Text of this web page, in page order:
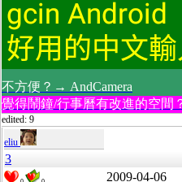
不方便？→ AndCamera
覺得鬧鐘/行事曆有改進的空
edited: 9
eliu
3
2009-04-06